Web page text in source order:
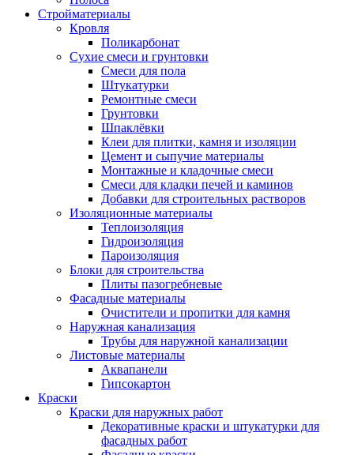
Стройматериалы
Кровля
Поликарбонат
Сухие смеси и грунтовки
Смеси для пола
Штукатурки
Ремонтные смеси
Грунтовки
Шпаклёвки
Клеи для плитки, камня и изоляции
Цемент и сыпучие материалы
Монтажные и кладочные смеси
Смеси для кладки печей и каминов
Добавки для строительных растворов
Изоляционные материалы
Теплоизоляция
Гидроизоляция
Пароизоляция
Блоки для строительства
Плиты пазогребневые
Фасадные материалы
Очистители и пропитки для камня
Наружная канализация
Трубы для наружной канализации
Листовые материалы
Аквапанели
Гипсокартон
Краски
Краски для наружных работ
Декоративные краски и штукатурки для
фасадных работ